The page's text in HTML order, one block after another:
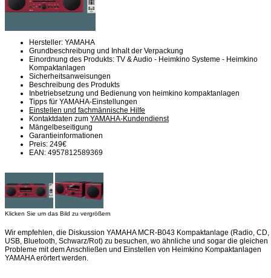
Hersteller: YAMAHA
Grundbeschreibung und Inhalt der Verpackung
Einordnung des Produkts: TV & Audio - Heimkino Systeme - Heimkino
Kompaktanlagen
Sicherheitsanweisungen
Beschreibung des Produkts
Inbetriebsetzung und Bedienung von heimkino kompaktanlagen
Tipps für YAMAHA-Einstellungen
Einstellen und fachmännische Hilfe
Kontaktdaten zum YAMAHA-Kundendienst
Mängelbeseitigung
Garantieinformationen
Preis: 249€
EAN: 4957812589369
Klicken Sie um das Bild zu vergrößern
Wir empfehlen, die Diskussion YAMAHA MCR-B043 Kompaktanlage (Radio, CD,
USB, Bluetooth, Schwarz/Rot) zu besuchen, wo ähnliche und sogar die gleichen
Probleme mit dem Anschließen und Einstellen von Heimkino Kompaktanlagen
YAMAHA erörtert werden.